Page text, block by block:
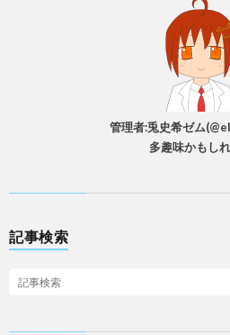
管理者:兎史希ゼム
多趣味かもし
記事検索